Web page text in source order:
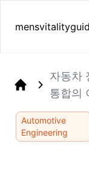
자동차
통합의
Automotive
Engineering